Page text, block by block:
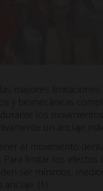
mayores
y biomecánicas
los
un anclaje
el movimiento
Para limitar los
ser mínimos,
(1)